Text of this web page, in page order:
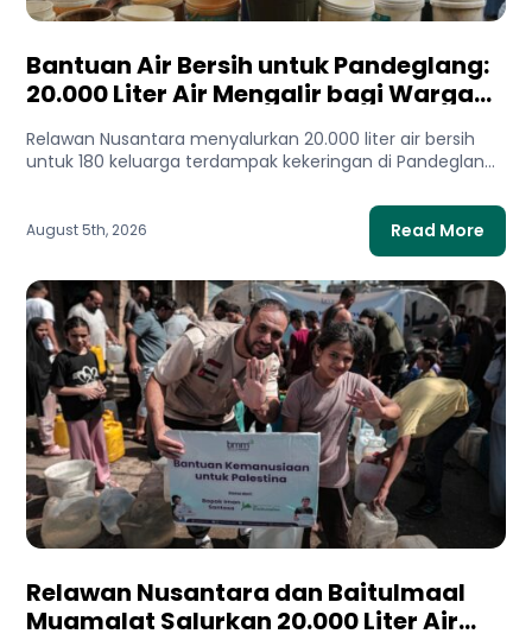
Bantuan Air Bersih untuk Pandeglang:
20.000 Liter Air Mengalir bagi Warga
Relawan Nusantara menyalurkan 20.000 liter air bersih
untuk 180 keluarga terdampak kekeringan di Pandeglang,
August 5th, 2026 Read More
Relawan Nusantara dan Baitulmaal
Muamalat Salurkan 20.000 Liter Air